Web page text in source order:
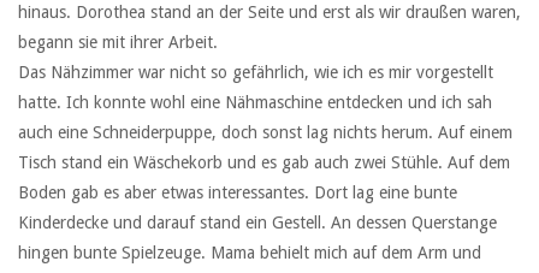
hinaus. Dorothea stand an der Seite und erst als wir draußen waren,
begann sie mit ihrer Arbeit.
Das Nähzimmer war nicht so gefährlich, wie ich es mir vorgestellt
hatte. Ich konnte wohl eine Nähmaschine entdecken und ich sah
auch eine Schneiderpuppe, doch sonst lag nichts herum. Auf einem
Tisch stand ein Wäschekorb und es gab auch zwei Stühle. Auf dem
Boden gab es aber etwas interessantes. Dort lag eine bunte
Kinderdecke und darauf stand ein Gestell. An dessen Querstange
hingen bunte Spielzeuge. Mama behielt mich auf dem Arm und